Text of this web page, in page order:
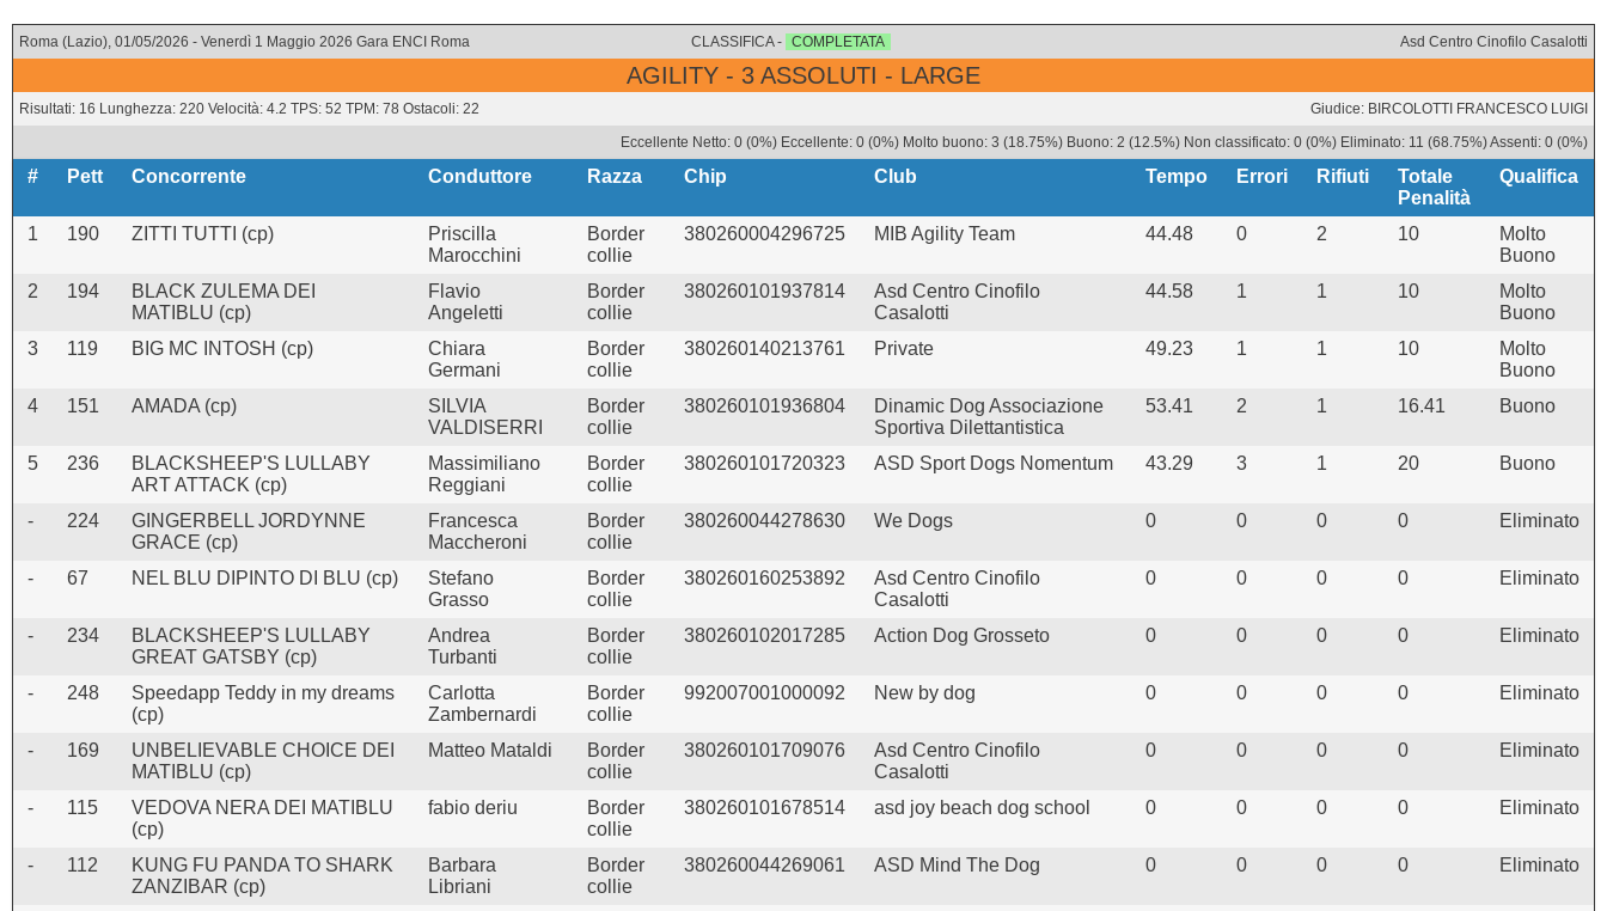
Roma (Lazio), 01/05/2026 - Venerdì 1 Maggio 2026 Gara ENCI Roma CLASSIFICA - COMPLETATA Asd Centro Cinofilo Casalotti
AGILITY - 3 ASSOLUTI - LARGE
Risultati: 16 Lunghezza: 220 Velocità: 4.2 TPS: 52 TPM: 78 Ostacoli: 22
Giudice: BIRCOLOTTI FRANCESCO LUIGI
Eccellente Netto: 0 (0%) Eccellente: 0 (0%) Molto buono: 3 (18.75%) Buono: 2 (12.5%) Non classificato: 0 (0%) Eliminato: 11 (68.75%) Assenti: 0 (0%)
# Pett Concorrente Conduttore Razza Chip Club Tempo Errori Rifiuti
Totale
Penalità
Qualifica
1 190 ZITTI TUTTI (cp)
Priscilla
Marocchini
Border
collie
380260004296725 MIB Agility Team 44.48 0 2 10
Molto
Buono
2
194
BLACK ZULEMA DEI
MATIBLU (cp)
Flavio
Angeletti
Border
collie
380260101937814
Asd Centro Cinofilo
Casalotti
44.58 1 1 10
Molto
Buono
3
119 BIG MC INTOSH (cp)
Chiara
Germani
Border
collie
380260140213761 Private 49.23 1 1 10
Molto
Buono
4
151 AMADA (cp)
SILVIA
VALDISERRI
Border
collie
380260101936804
Dinamic Dog Associazione
Sportiva Dilettantistica
53.41 2 1 16.41 Buono
5 236
BLACKSHEEP'S LULLABY
ART ATTACK (cp)
Massimiliano
Reggiani
Border
collie
380260101720323 ASD Sport Dogs Nomentum 43.29 3 1 20 Buono
- 224
GINGERBELL JORDYNNE
GRACE (cp)
Francesca
Maccheroni
Border
collie
380260044278630 We Dogs 0 0 0 0 Eliminato
- 67 NEL BLU DIPINTO DI BLU (cp)
Stefano
Grasso
Border
collie
380260160253892
Asd Centro Cinofilo
Casalotti
0 0 0 0 Eliminato
- 234
BLACKSHEEP'S LULLABY
GREAT GATSBY (cp)
Andrea
Turbanti
Border
collie
380260102017285 Action Dog Grosseto 0 0 0 0 Eliminato
- 248
Speedapp Teddy in my dreams
(cp)
Carlotta
Zambernardi
Border
collie
992007001000092 New by dog 0 0 0 0 Eliminato
- 169
UNBELIEVABLE CHOICE DEI
MATIBLU (cp)
Matteo Mataldi
Border
collie
380260101709076
Asd Centro Cinofilo
Casalotti
0 0 0 0 Eliminato
- 115
VEDOVA NERA DEI MATIBLU
(cp)
fabio deriu
Border
collie
380260101678514 asd joy beach dog school 0 0 0 0 Eliminato
- 112
KUNG FU PANDA TO SHARK
ZANZIBAR (cp)
Barbara
Libriani
Border
collie
380260044269061 ASD Mind The Dog 0 0 0 0 Eliminato